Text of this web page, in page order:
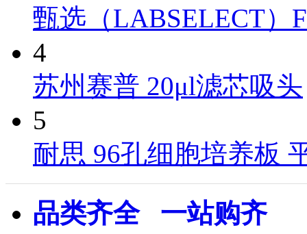
甄选（LABSELECT）
4
苏州赛普 20μl滤芯吸头
5
耐思 96孔细胞培养板
品类齐全 一站购齐